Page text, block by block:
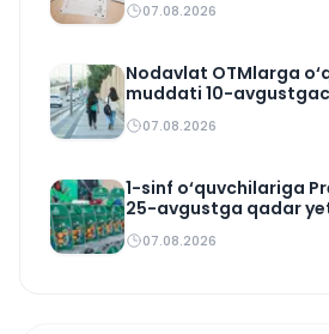
07.08.2026
Nodavlat OTMlarga
muddati 10-
07.08.2026
1-sinf o‘quvchilariga
25-avgustga qadar
07.08.2026